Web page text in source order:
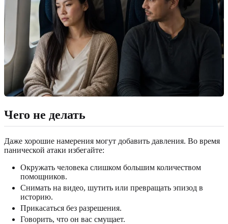
Чего не делать
Даже хорошие намерения могут добавить давления. Во время
панической атаки избегайте:
Окружать человека слишком большим количеством
помощников.
Снимать на видео, шутить или превращать эпизод в
историю.
Прикасаться без разрешения.
Говорить, что он вас смущает.